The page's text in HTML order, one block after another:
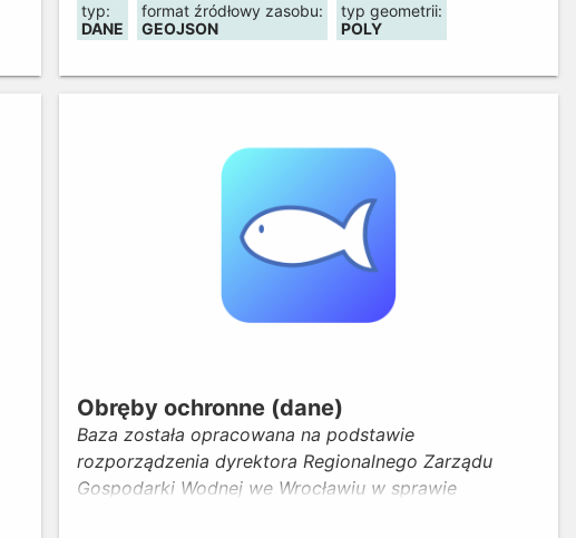
lokalizacją obrębów ochronnych i kół wędkarskich) z
informacją o ich nazwach i uprawnionych do
typ:
DANE
format źródłowy zasobu:
GEOJSON
typ geometrii:
POLY
Obręby ochronne (dane)
Baza została opracowana na podstawie
rozporządzenia dyrektora Regionalnego Zarządu
Gospodarki Wodnej we Wrocławiu w sprawie